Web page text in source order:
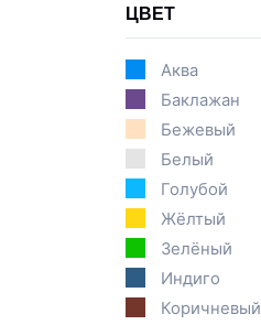
ЦВЕТ
Аква
Баклажан
Бежевый
Белый
Голубой
Жёлтый
Зелёный
Индиго
Коричневый